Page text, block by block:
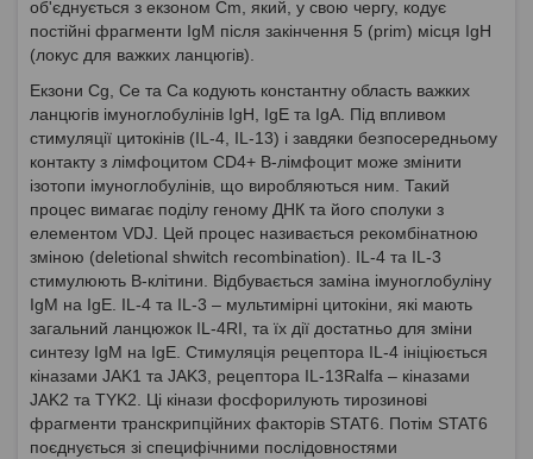
об'єднується з екзоном Cm, який, у свою чергу, кодує
постійні фрагменти IgM після закінчення 5 (prim) місця IgH
(локус для важких ланцюгів).
Екзони Cg, Ce та Ca кодують константну область важких
ланцюгів імуноглобулінів IgH, IgE та IgA. Під впливом
стимуляції цитокінів (IL-4, IL-13) і завдяки безпосередньому
контакту з лімфоцитом CD4+ В-лімфоцит може змінити
ізотопи імуноглобулінів, що виробляються ним. Такий
процес вимагає поділу геному ДНК та його сполуки з
елементом VDJ. Цей процес називається рекомбінатною
зміною (deletional shwitch recombination). IL-4 та IL-3
стимулюють В-клітини. Відбувається заміна імуноглобуліну
IgM на IgE. IL-4 та IL-3 – мультимірні цитокіни, які мають
загальний ланцюжок IL-4RI, та їх дії достатньо для зміни
синтезу IgM на IgE. Стимуляція рецептора IL-4 ініціюється
кіназами JAK1 та JAK3, рецептора IL-13Ralfa – кіназами
JAK2 та TYK2. Ці кінази фосфорилують тирозинові
фрагменти транскрипційних факторів STAT6. Потім STAT6
поєднується зі специфічними послідовностями